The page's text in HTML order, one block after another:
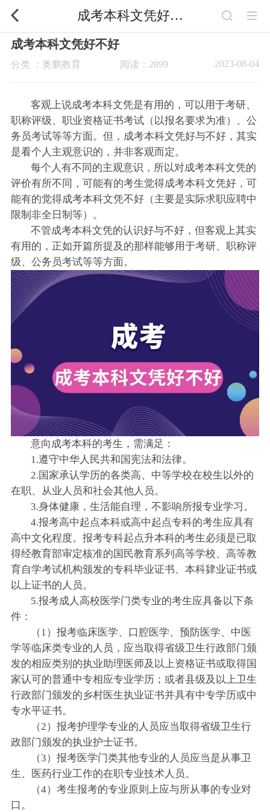
成考本科文凭好不好
成考本科文凭好不好
分类 ：奥鹏教育 2023-08-04
阅读：2899
客观上说成考本科文凭是有用的，可以用于考研、
职称评级、职业资格证书考试（以报名要求为准）、公
务员考试等等方面。但，成考本科文凭好与不好，其实
是看个人主观意识的，并非客观而定。
每个人有不同的主观意识，所以对成考本科文凭的
评价有所不同，可能有的考生觉得成考本科文凭好，可
能有的觉得成考本科文凭不好（主要是实际求职应聘中
限制非全日制等）。
不管成考本科文凭的认识好与不好，但客观上其实
有用的，正如开篇所提及的那样能够用于考研、职称评
级、公务员考试等等方面。
意向成考本科的考生，需满足：
1.遵守中华人民共和国宪法和法律。
2.国家承认学历的各类高、中等学校在校生以外的
在职、从业人员和社会其他人员。
3.身体健康，生活能自理，不影响所报专业学习。
4.报考高中起点本科或高中起点专科的考生应具有
高中文化程度。报考专科起点升本科的考生必须是已取
得经教育部审定核准的国民教育系列高等学校、高等教
育自学考试机构颁发的专科毕业证书、本科肄业证书或
以上证书的人员。
5.报考成人高校医学门类专业的考生应具备以下条
件：
（1）报考临床医学、口腔医学、预防医学、中医
学等临床类专业的人员，应当取得省级卫生行政部门颁
发的相应类别的执业助理医师及以上资格证书或取得国
家认可的普通中专相应专业学历；或者县级及以上卫生
行政部门颁发的乡村医生执业证书并具有中专学历或中
专水平证书。
（2）报考护理学专业的人员应当取得省级卫生行
政部门颁发的执业护士证书。
（3）报考医学门类其他专业的人员应当是从事卫
生、医药行业工作的在职专业技术人员。
（4）考生报考的专业原则上应与所从事的专业对
口。